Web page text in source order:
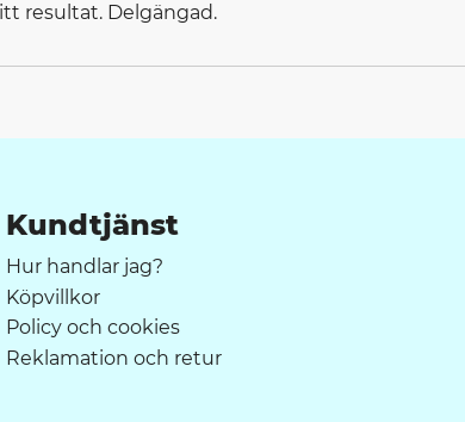
resultat. Delgängad.
Kundtjänst
Hur handlar jag?
Köpvillkor
Policy och cookies
Reklamation och retur